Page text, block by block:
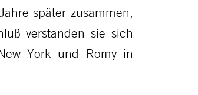
später zusammen,
verstanden sie sich
York und Romy in